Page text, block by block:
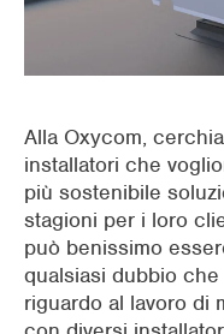
Preraffrescamento UTA
Alla Oxycom,
installatori che
più sostenibile
stagioni per i loro
può benissimo
qualsiasi dubbio
riguardo al lavoro di